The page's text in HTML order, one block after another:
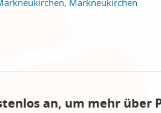
Markneukirchen
an, um mehr über